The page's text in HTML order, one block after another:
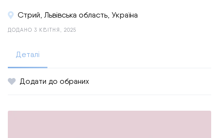
Стрий, Львівська область, Україна
ДОДАНО 3 КВІТНЯ, 2025
Деталі
Додати до обраних